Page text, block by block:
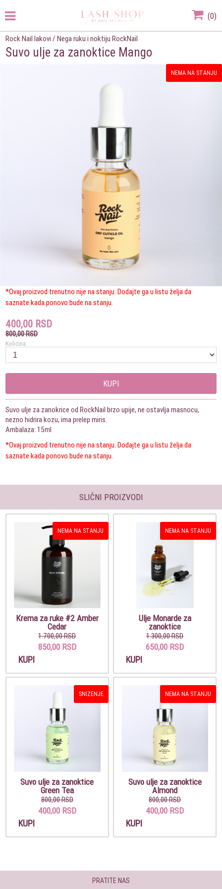
(0)
Rock Nail lakovi /Nega ruku i noktiju RockNail
Suvo ulje za zanoktice Mango
NEMA NA STANJU
*Ovaj proizvod trenutno nije na stanju. Dodajte ga u listu želja da
saznate kada ponovo bude na stanju.
400,00 RSD
800,00 RSD
Kolicina:
KUPI
Suvo ulje za zanokrice od RockNail brzo upije, ne ostavlja masnocu,
nezno hidrira kozu, ima prelep miris.
Ambalaza: 15ml
*Ovaj proizvod trenutno nije na stanju. Dodajte ga u listu želja da
saznate kada ponovo bude na stanju.
SLIČNI PROIZVODI
NEMA NA STANJU
Krema za ruke #2 Amber
Cedar
1.700,00 RSD
850,00 RSD
KUPI
NEMA NA STANJU
Ulje Monarde za
zanoktice
1.300,00 RSD
650,00 RSD
KUPI
SNIZENJE
Suvo ulje za zanoktice
Green Tea
800,00 RSD
400,00 RSD
KUPI
NEMA NA STANJU
Suvo ulje za zanoktice
Almond
800,00 RSD
400,00 RSD
KUPI
PRATITE NAS